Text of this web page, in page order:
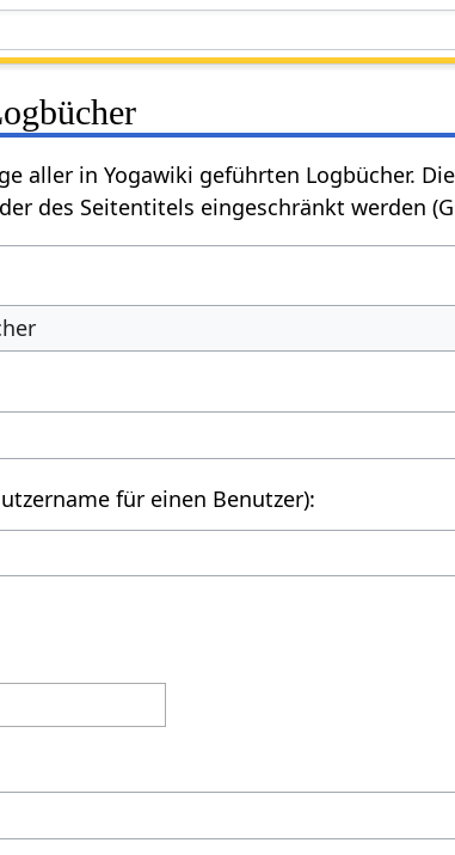
aller in Yogawiki geführten Logbücher.
des Seitentitels eingeschränkt werden
für einen Benutzer):